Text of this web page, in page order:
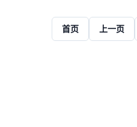
首页 上一页